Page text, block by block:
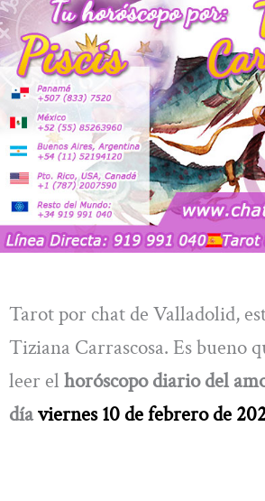
Tarot por chat de Valladolid,
Tiziana Carrascosa. Es bueno
leer el horóscopo diario del
díaviernes 10 de febrero de